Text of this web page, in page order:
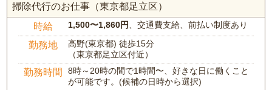
掃除代行のお仕事（東京都足立区）
時給 1,500〜1,860円 、交通費支給、前払い制度あり
勤務地
高野(東京都) 徒歩15分
（東京都足立区付近）
勤務時間
8時～20時の間で1時間〜、好きな日に働くこと
が可能です。(候補の日時から選択)